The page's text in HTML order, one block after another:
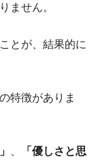
ません。
とが、結果的に
特徴がありま
「優しさと思